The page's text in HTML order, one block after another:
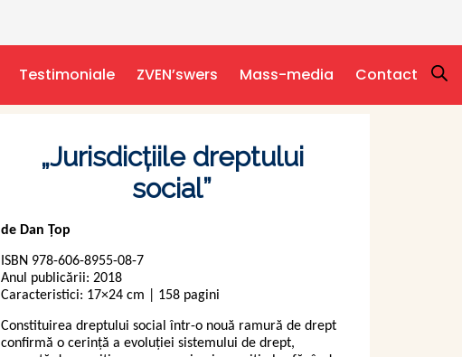
Testimoniale ZVEN’swers Mass-media Contact
„Jurisdicţiile dreptului
social”
de Dan Țop
ISBN 978-606-8955-08-7
Anul publicării: 2018
Caracteristici: 17×24 cm | 158 pagini
Constituirea dreptului social într-o nouă ramură de drept
confirmă o cerinţă a evoluţiei sistemului de drept,